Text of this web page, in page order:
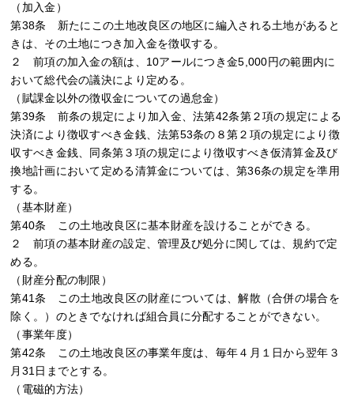
（加入金）
第38条 新たにこの土地改良区の地区に編入される土地があると
きは、その土地につき加入金を徴収する。
２ 前項の加入金の額は、10アールにつき金5,000円の範囲内に
おいて総代会の議決により定める。
（賦課金以外の徴収金についての過怠金）
第39条 前条の規定により加入金、法第42条第２項の規定による
決済により徴収すべき金銭、法第53条の８第２項の規定により徴
収すべき金銭、同条第３項の規定により徴収すべき仮清算金及び
換地計画において定める清算金については、第36条の規定を準用
する。
（基本財産）
第40条 この土地改良区に基本財産を設けることができる。
２ 前項の基本財産の設定、管理及び処分に関しては、規約で定
める。
（財産分配の制限）
第41条 この土地改良区の財産については、解散（合併の場合を
除く。）のときでなければ組合員に分配することができない。
（事業年度）
第42条 この土地改良区の事業年度は、毎年４月１日から翌年３
月31日までとする。
（電磁的方法）